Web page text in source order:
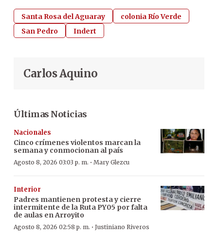
Santa Rosa del Aguaray
colonia Río Verde
San Pedro
Indert
Carlos Aquino
Últimas Noticias
Nacionales
Cinco crímenes violentos marcan la
semana y conmocionan al país
Agosto 8, 2026 03:03 p. m. · Mary Glezcu
Interior
Padres mantienen protesta y cierre
intermitente de la Ruta PY05 por falta
de aulas en Arroyito
Agosto 8, 2026 02:58 p. m. · Justiniano Riveros